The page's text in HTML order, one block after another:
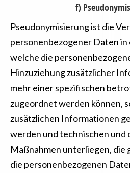
f)
Pseudonymisierung ist die
personenbezogener Daten in
welche die
Hinzuziehung zusätzlicher
mehr einer spezifischen
zugeordnet werden können,
zusätzlichen Informationen
werden und technischen und
Maßnahmen unterliegen, die
die personenbezogenen